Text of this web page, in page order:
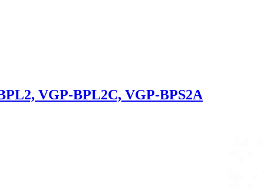
VGP-BPL2C, VGP-BPS2A